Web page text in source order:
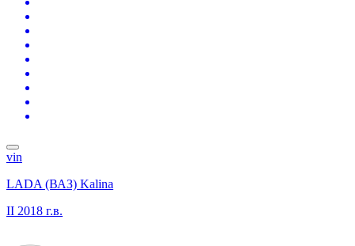
vin
LADA (ВАЗ) Kalina
II 2018 г.в.